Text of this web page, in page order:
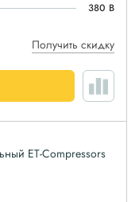
380 В
Получить скидку
ET-Compressors